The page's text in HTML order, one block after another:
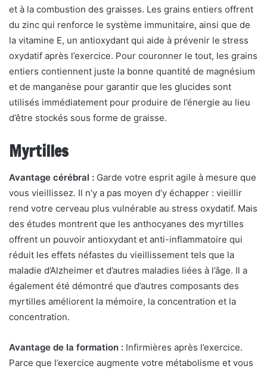
et à la combustion des graisses. Les grains entiers offrent
du zinc qui renforce le système immunitaire, ainsi que de
la vitamine E, un antioxydant qui aide à prévenir le stress
oxydatif après l’exercice. Pour couronner le tout, les grains
entiers contiennent juste la bonne quantité de magnésium
et de manganèse pour garantir que les glucides sont
utilisés immédiatement pour produire de l’énergie au lieu
d’être stockés sous forme de graisse.
Myrtilles
Avantage cérébral : Garde votre esprit agile à mesure que
vous vieillissez. Il n’y a pas moyen d’y échapper : vieillir
rend votre cerveau plus vulnérable au stress oxydatif. Mais
des études montrent que les anthocyanes des myrtilles
offrent un pouvoir antioxydant et anti-inflammatoire qui
réduit les effets néfastes du vieillissement tels que la
maladie d’Alzheimer et d’autres maladies liées à l’âge. Il a
également été démontré que d’autres composants des
myrtilles améliorent la mémoire, la concentration et la
concentration.
Avantage de la formation : Infirmières après l’exercice.
Parce que l’exercice augmente votre métabolisme et vous